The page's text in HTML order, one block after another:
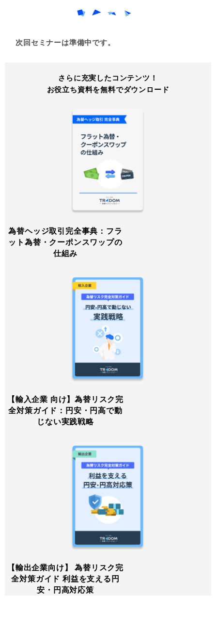
次回セミナーは準備中です。
さらに充実したコンテンツ！
お役立ち資料を無料でダウンロード
為替ヘッジ取引完全事典：フラ
ット為替・クーポンスワップの
仕組み
【輸入企業 向け】為替リスク完
全対策ガイド：円安・円高で動
じない実践戦略
【輸出企業向け】 為替リスク完
全対策ガイド 利益を支える円
安・円高対応策